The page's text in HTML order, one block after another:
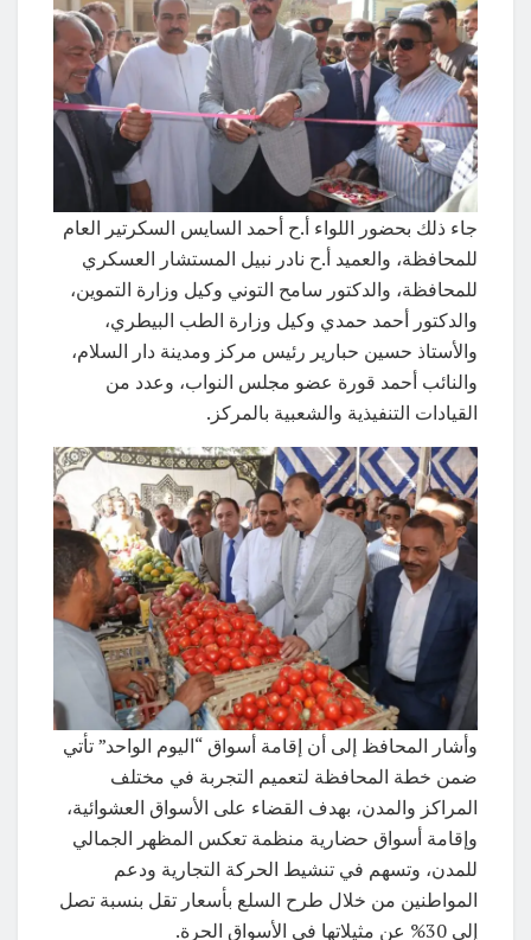
جاء ذلك بحضور اللواء أ.ح أحمد السايس السكرتير العام
للمحافظة، والعميد أ.ح نادر نبيل المستشار العسكري
للمحافظة، والدكتور سامح التوني وكيل وزارة التموين،
والدكتور أحمد حمدي وكيل وزارة الطب البيطري،
والأستاذ حسين حبارير رئيس مركز ومدينة دار السلام،
والنائب أحمد قورة عضو مجلس النواب، وعدد من
القيادات التنفيذية والشعبية بالمركز.
وأشار المحافظ إلى أن إقامة أسواق “اليوم الواحد” تأتي
ضمن خطة المحافظة لتعميم التجربة في مختلف
المراكز والمدن، بهدف القضاء على الأسواق العشوائية،
وإقامة أسواق حضارية منظمة تعكس المظهر الجمالي
للمدن، وتسهم في تنشيط الحركة التجارية ودعم
المواطنين من خلال طرح السلع بأسعار تقل بنسبة تصل
إلى 30% عن مثيلاتها في الأسواق الحرة.